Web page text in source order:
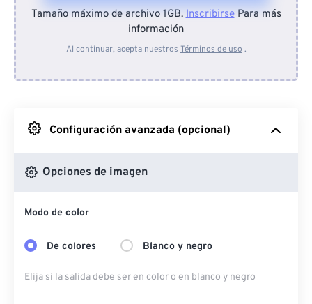
Desde el dispositivo
Desde Google Drive
Desde OneDrive
Desde URL
Tamaño máximo de archivo 1GB.InscribirsePara más
información
Al continuar, acepta nuestros Términos de uso .
Configuración avanzada (opcional)
Opciones de imagen
Modo de color
De colores Blanco y negro
Elija si la salida debe ser en color o en blanco y negro